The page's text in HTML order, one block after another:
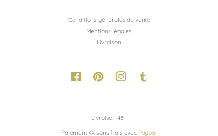
Conditions générales de vente
Mentions légales
Livraison
FacebookPinterestInstagram
Livraison 48h
Paiement 4X sans frais avec Paypal